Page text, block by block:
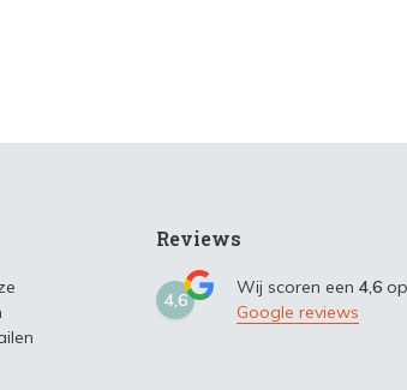
Reviews
4,6
Wij scoren een 4,6 op
Google reviews